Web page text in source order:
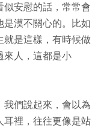
似安慰的話，常常會
是漠不關心的。比如
就是這樣，有時候做
來人，這都是小
們說起來，會以為
耳裡，往往更像是站